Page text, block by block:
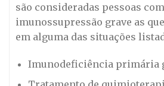
são consideradas pessoas com
imunossupressão grave as
em alguma das situações
Imunodeficiência primária